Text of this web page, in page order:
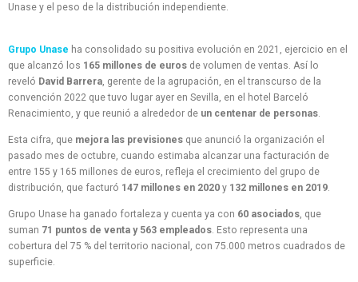
Unase y el peso de la distribución independiente.
Grupo Unase ha consolidado su positiva evolución en 2021, ejercicio en el
que alcanzó los 165 millones de euros de volumen de ventas. Así lo
reveló David Barrera , gerente de la agrupación, en el transcurso de la
convención 2022 que tuvo lugar ayer en Sevilla, en el hotel Barceló
Renacimiento, y que reunió a alrededor de un centenar de personas
Esta cifra, que mejora las previsiones que anunció la organización el
pasado mes de octubre, cuando estimaba alcanzar una facturación de
entre 155 y 165 millones de euros, refleja el crecimiento del grupo de
distribución, que facturó 147 millones en 2020 y 132 millones en 2019
Grupo Unase ha ganado fortaleza y cuenta ya con 60 asociados, que
suman 71 puntos de venta y 563 empleados. Esto representa una
cobertura del 75 % del territorio nacional, con 75.000 metros cuadrados de
superficie.